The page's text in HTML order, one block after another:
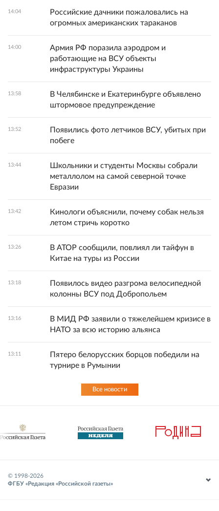
14:04
Российские дачники пожаловались на
огромных американских тараканов
14:00
Армия РФ поразила аэродром и
работающие на ВСУ объекты
инфраструктуры Украины
13:58
В Челябинске и Екатеринбурге объявлено
штормовое предупреждение
13:52
Появились фото летчиков ВСУ, убитых при
побеге
13:44
Школьники и студенты Москвы собрали
металлолом на самой северной точке
Евразии
13:42
Кинологи объяснили, почему собак нельзя
летом стричь коротко
13:26
В АТОР сообщили, повлиял ли тайфун в
Китае на туры из России
13:18
Появилось видео разгрома велосипедной
колонны ВСУ под Добропольем
13:16
В МИД РФ заявили о тяжелейшем кризисе в
НАТО за всю историю альянса
13:11
Пятеро белорусских борцов победили на
турнире в Румынии
Все новости
© 1998-2026
ФГБУ «Редакция «Российской газеты»